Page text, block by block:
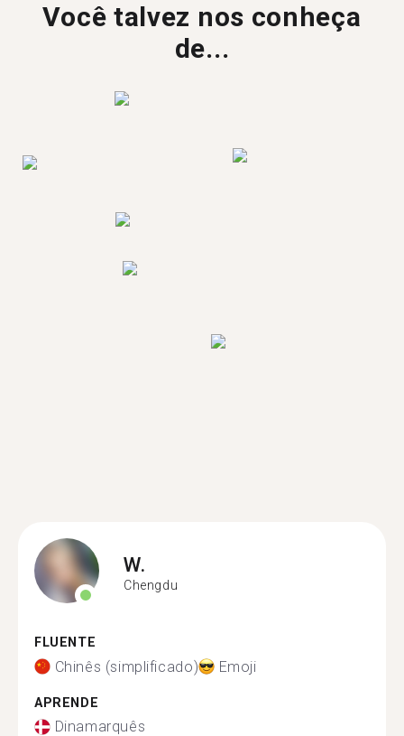
Você talvez nos conheça
de...
W.
Chengdu
FLUENTE
Chinês (simplificado) Emoji
APRENDE
Dinamarquês